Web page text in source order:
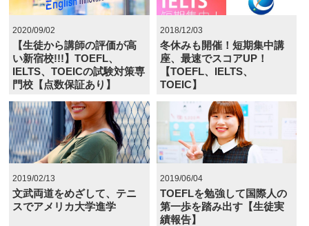
2020/09/02
【生徒から講師の評価が高
い新宿校!!!】TOEFL、
IELTS、TOEICの試験対策専
門校【点数保証あり】
2018/12/03
冬休みも開催！短期集中講
座、最速でスコアUP！
【TOEFL、IELTS、
TOEIC】
2019/02/13
文武両道をめざして、テニ
スでアメリカ大学進学
2019/06/04
TOEFLを勉強して国際人の
第一歩を踏み出す【生徒実
績報告】